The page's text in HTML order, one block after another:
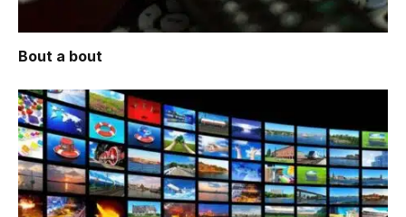
Bout a bout